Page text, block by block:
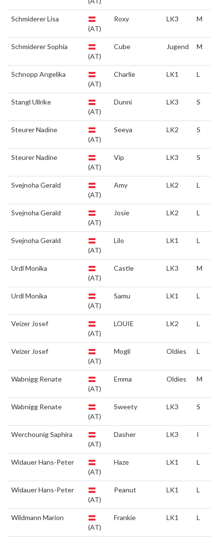
Schmiderer Lisa
(AT)
Roxy LK3 M
Schmiderer Sophia
(AT)
Cube Jugend M
Schnopp Angelika
(AT)
Charlie LK1 L
Stangl Ullrike
(AT)
Dunni LK3 S
Steurer Nadine
(AT)
Seeya LK2 S
Steurer Nadine
(AT)
Vip LK3 S
Svejnoha Gerald
(AT)
Amy LK2 L
Svejnoha Gerald
(AT)
Josie LK2 L
Svejnoha Gerald
(AT)
Lilo LK1 L
Urdl Monika
(AT)
Castle LK3 M
Urdl Monika
(AT)
Samu LK1 L
Veizer Josef
(AT)
LOUIE LK2 L
Veizer Josef
(AT)
Mogli Oldies L
Wabnigg Renate
(AT)
Emma Oldies M
Wabnigg Renate
(AT)
Sweety LK3 S
Werchounig Saphira
(AT)
Dasher LK3 I
Widauer Hans-Peter
(AT)
Haze LK1 L
Widauer Hans-Peter
(AT)
Peanut LK1 L
Wildmann Marion
(AT)
Frankie LK1 L